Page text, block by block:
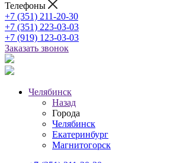
Телефоны
+7 (351) 211-20-30
+7 (351) 223-03-03
+7 (919) 123-03-03
Заказать звонок
Челябинск
Назад
Города
Челябинск
Екатеринбург
Магнитогорск